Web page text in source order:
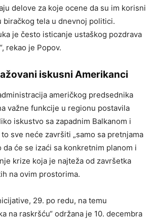
delove za koje ocene da su im korisni
biračkog tela u dnevnoj politici.
je često isticanje ustaškog pozdrava
rekao je Popov.
iskusni Amerikanci
američkog predsednika
važne funkcije u regionu postavila
iskustvo sa zapadnim Balkanom i
sve neće završiti „samo sa pretnjama
da će se izaći sa konkretnim planom i
krize koja je najteža od završetka
na ovim prostorima.
29. po redu, na temu
na raskršću“ održana je 10. decembra